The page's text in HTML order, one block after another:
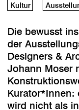
Kultur
Die bewusst
der
Designers &
Johann Moser
Kurator*Innen:
wird nicht als